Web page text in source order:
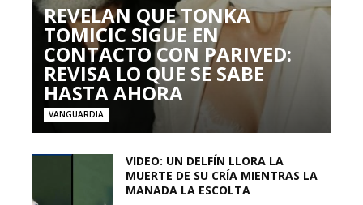
REVELAN QUE TONKA
TOMICIC SIGUE EN
CONTACTO CON PARIVED:
REVISA LO QUE SE SABE
HASTA AHORA
VANGUARDIA
VIDEO: UN DELFÍN LLORA LA
MUERTE DE SU CRÍA MIENTRAS LA
MANADA LA ESCOLTA